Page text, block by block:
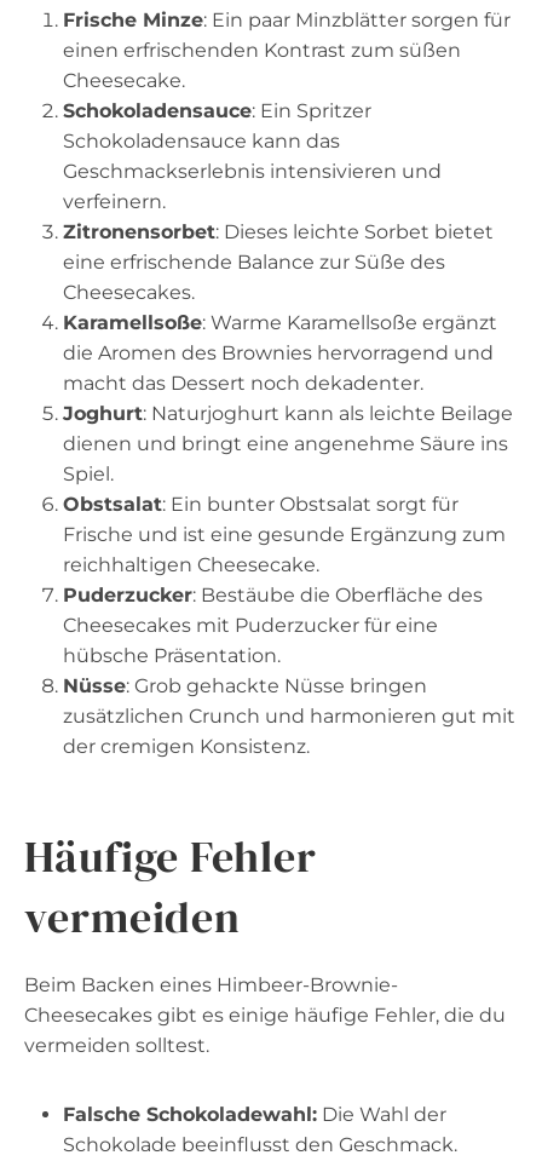
Frische Minze: Ein paar Minzblätter sorgen für
einen erfrischenden Kontrast zum süßen
Cheesecake.
Schokoladensauce: Ein Spritzer
Schokoladensauce kann das
Geschmackserlebnis intensivieren und
verfeinern.
Zitronensorbet: Dieses leichte Sorbet bietet
eine erfrischende Balance zur Süße des
Cheesecakes.
Karamellsoße: Warme Karamellsoße ergänzt
die Aromen des Brownies hervorragend und
macht das Dessert noch dekadenter.
Joghurt: Naturjoghurt kann als leichte Beilage
dienen und bringt eine angenehme Säure ins
Spiel.
Obstsalat: Ein bunter Obstsalat sorgt für
Frische und ist eine gesunde Ergänzung zum
reichhaltigen Cheesecake.
Puderzucker: Bestäube die Oberfläche des
Cheesecakes mit Puderzucker für eine
hübsche Präsentation.
Nüsse: Grob gehackte Nüsse bringen
zusätzlichen Crunch und harmonieren gut mit
der cremigen Konsistenz.
Häufige Fehler
vermeiden
Beim Backen eines Himbeer-Brownie-
Cheesecakes gibt es einige häufige Fehler, die du
vermeiden solltest.
Falsche Schokoladewahl: Die Wahl der
Schokolade beeinflusst den Geschmack.